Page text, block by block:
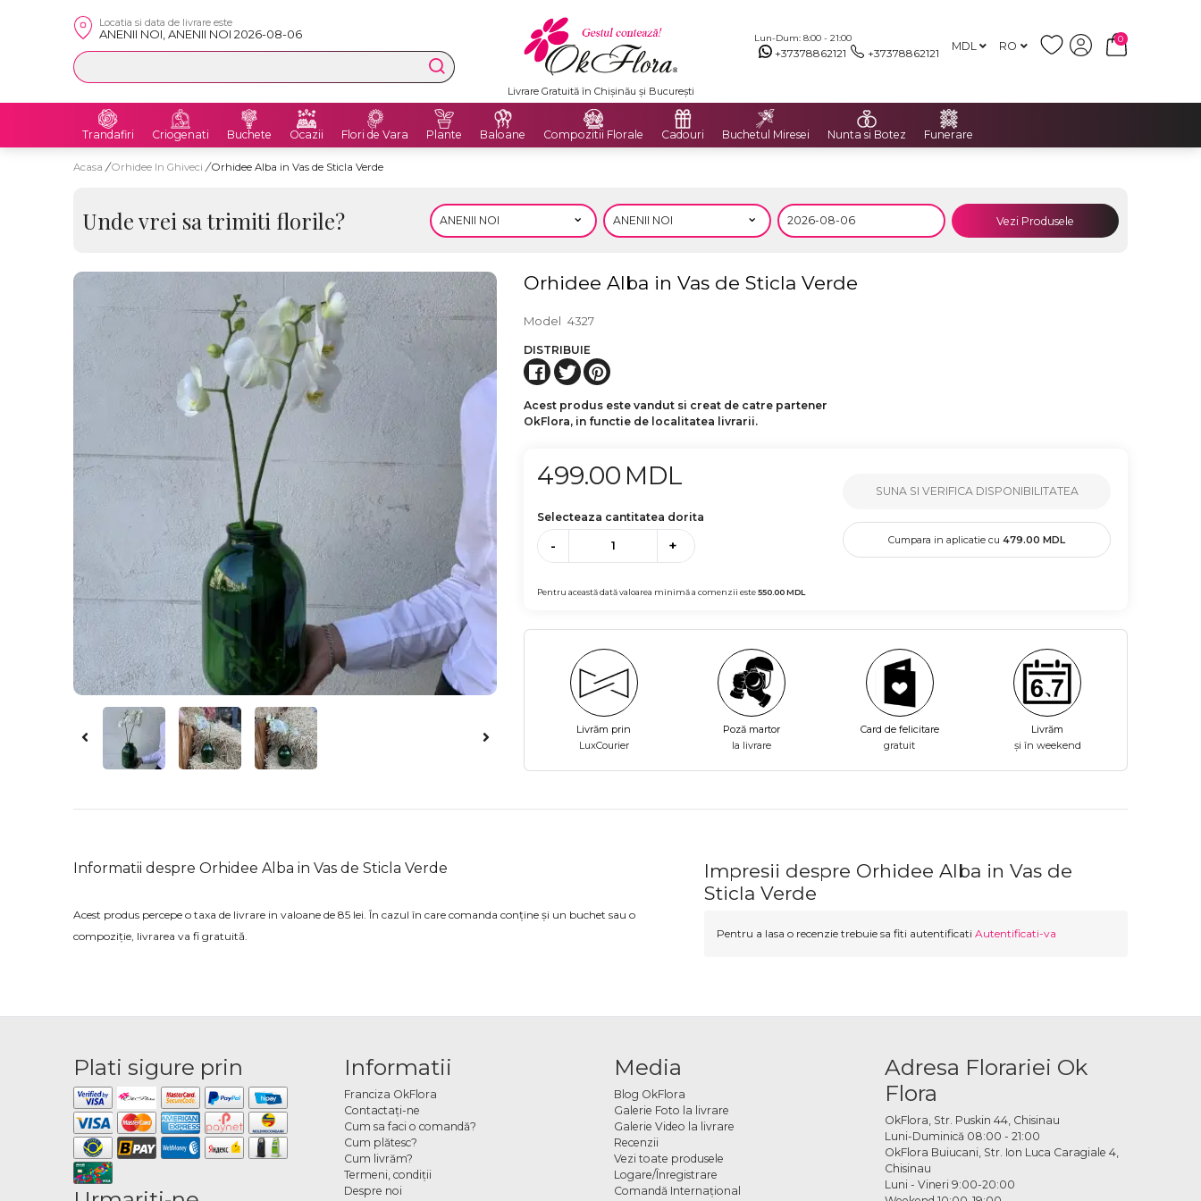
Locatia si data de livrare este
ANENII NOI, ANENII NOI 2026-08-06 Lun-Dum: 8:00 - 21:00
+37378862121 +37378862121 MDL RO
0
Livrare Gratuită în Chișinău și București
Trandafiri Criogenati Buchete Ocazii Flori de Vara Plante Baloane Compozitii Florale Cadouri Buchetul Miresei Nunta si Botez Funerare
Acasa / Orhidee In Ghiveci / Orhidee Alba in Vas de Sticla Verde
Unde vrei sa trimiti florile? Vezi Produsele
Orhidee Alba in Vas de Sticla Verde
Model 4327
DISTRIBUIE
Acest produs este vandut si creat de catre partener
OkFlora, in functie de localitatea livrarii.
499.00 MDL
Selecteaza cantitatea dorita
- +
Pentru această dată valoarea minimă a comenzii este550.00MDL
SUNA SI VERIFICA DISPONIBILITATEA
Cumpara in aplicatie cu479.00 MDL
Livrăm prin
LuxCourier
Poză martor
la livrare
Card de felicitare
gratuit
Livrăm
și în weekend
Informatii despre Orhidee Alba in Vas de Sticla Verde
Acest produs percepe o taxa de livrare in valoane de 85 lei. În cazul în care comanda conține și un buchet sau o
compoziție, livrarea va fi gratuită.
Impresii despre Orhidee Alba in Vas de
Sticla Verde
Pentru a lasa o recenzie trebuie sa fiti autentificati Autentificati-va
Plati sigure prin Informatii
Franciza OkFlora
Contactaţi-ne
Cum sa faci o comandă?
Cum plătesc?
Cum livrăm?
Termeni, condiţii
Despre noi
Media
Blog OkFlora
Galerie Foto la livrare
Galerie Video la livrare
Recenzii
Vezi toate produsele
Logare/Înregistrare
Comandă Internațional
Adresa Florariei Ok
Flora
OkFlora, Str. Puskin 44, Chisinau
Luni-Duminică 08:00 - 21:00
OkFlora Buiucani, Str. Ion Luca Caragiale 4,
Chisinau
Luni - Vineri 9:00-20:00